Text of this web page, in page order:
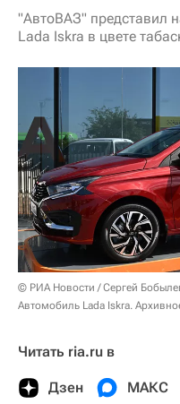
"АвтоВАЗ" представил
Lada Iskra в цвете
© РИА Новости / Сергей
Автомобиль Lada Iskra.
Читать ria.ru в
Дзен МАКС